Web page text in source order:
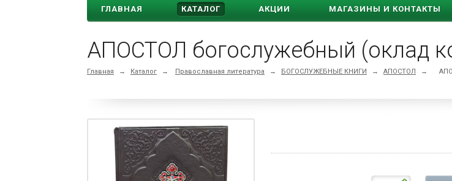
ГЛАВНАЯ КАТАЛОГ АКЦИИ МАГАЗИНЫ И КОНТАКТЫ
АПОСТОЛ богослужебный (оклад
Главная → Каталог → Православная литература → БОГОСЛУЖЕБНЫЕ КНИГИ → АПОСТОЛ →